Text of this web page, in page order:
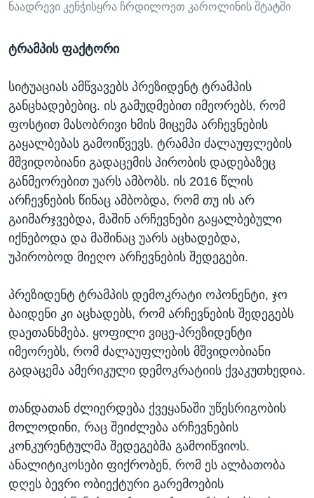
ნაადრევი კენჭისყრა ჩრდილოეთ კაროლინის შტატში
ტრამპის ფაქტორი
სიტუაციას ამწვავებს პრეზიდენტ ტრამპის
განცხადებებიც. ის გამუდმებით იმეორებს, რომ
ფოსტით მასობრივი ხმის მიცემა არჩევნების
გაყალბებას გამოიწვევს. ტრამპი ძალაუფლების
მშვიდობიანი გადაცემის პირობის დადებაზეც
განმეორებით უარს ამბობს. ის 2016 წლის
არჩევნების წინაც ამბობდა, რომ თუ ის არ
გაიმარჯვებდა, მაშინ არჩევნები გაყალბებული
იქნებოდა და მაშინაც უარს აცხადებდა,
უპირობოდ მიეღო არჩევნების შედეგები.
პრეზიდენტ ტრამპის დემოკრატი ოპონენტი, ჯო
ბაიდენი კი აცხადებს, რომ არჩევნების შედეგებს
დაეთანხმება. ყოფილი ვიცე-პრეზიდენტი
იმეორებს, რომ ძალაუფლების მშვიდობიანი
გადაცემა ამერიკული დემოკრატიის ქვაკუთხედია.
თანდათან ძლიერდება ქვეყანაში უწესრიგობის
მოლოდინი, რაც შეიძლება არჩევნების
კონკურენტულმა შედეგებმა გამოიწვიოს.
ანალიტიკოსები ფიქრობენ, რომ ეს ალბათობა
დღეს ბევრი ობიექტური გარემოების